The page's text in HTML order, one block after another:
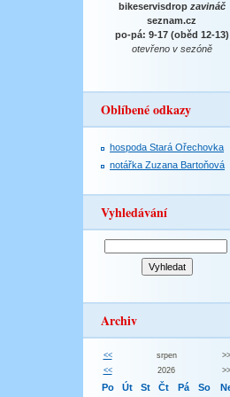
bikeservisdrop zavináč
seznam.cz
po-pá: 9-17 (oběd 12-13)
otevřeno v sezóně
Oblíbené odkazy
hospoda Stará Ořechovka
notářka Zuzana Bartoňová
Vyhledávání
Archiv
<< srpen
>>
<<
2026 >>
Po Út St Čt Pá So